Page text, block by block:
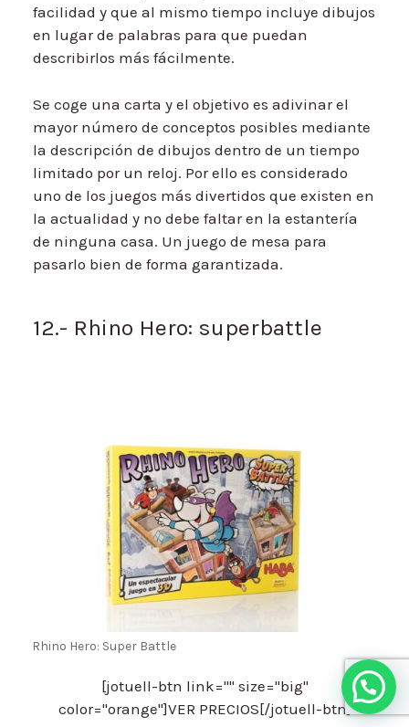
facilidad y que al mismo tiempo incluye dibujos
en lugar de palabras para que puedan
describirlos más fácilmente.
Se coge una carta y el objetivo es adivinar el
mayor número de conceptos posibles mediante
la descripción de dibujos dentro de un tiempo
limitado por un reloj. Por ello es considerado
uno de los juegos más divertidos que existen en
la actualidad y no debe faltar en la estantería
de ninguna casa. Un juego de mesa para
pasarlo bien de forma garantizada.
12.- Rhino Hero: superbattle
Rhino Hero: Super Battle
[jotuell-btn link="" size="big"
color="orange"]VER PRECIOS[/jotuell-btn]
Hola, ¿en qué te puedo ayudar?